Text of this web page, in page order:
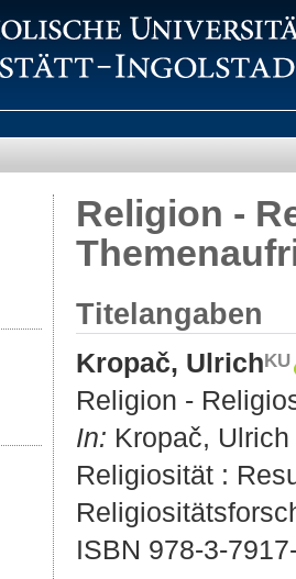
Religion -
Titelangaben
Kropač, Ulrich
Religion -
In: Kropač,
Religiosität :
ISBN 978-3-